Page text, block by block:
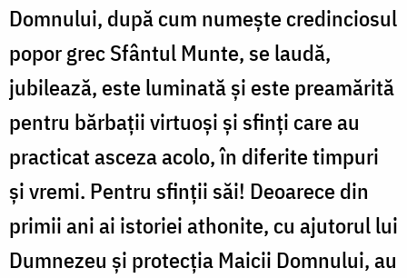
Domnului, după cum numește credinciosul
popor grec Sfântul Munte, se laudă,
jubilează, este luminată și este preamărită
pentru bărbații virtuoși și sfinți care au
practicat asceza acolo, în diferite timpuri
și vremi. Pentru sfinții săi! Deoarece din
primii ani ai istoriei athonite, cu ajutorul lui
Dumnezeu și protecția Maicii Domnului, au